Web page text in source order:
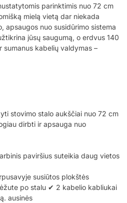
parinktimis nuo 72 cm
mielą vietą dar niekada
apsaugos nuo susidūrimo sistema
jūsų saugumą, o erdvus 140
kabelių valdymas –
stovimo stalo aukščiai nuo 72 cm
dirbti ir apsauga nuo
paviršius suteikia daug vietos
susiūtos plokštės
po stalu ✔ 2 kabelio kabliukai
ausinės